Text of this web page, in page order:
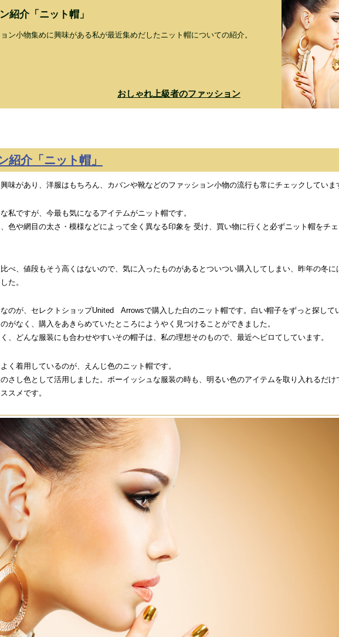
紹介「ニット帽」
ン小物集めに興味がある私が最近集めだしたニット帽についての紹介。
おしゃれ上級者のファッション
紹介「ニット帽」
味があり、洋服はもちろん、カバンや靴などのファッション小物の流行も常にチェックしていま
私ですが、今最も気になるアイテムがニット帽です。
色や網目の太さ・模様などによって全く異なる印象を 受け、買い物に行くと必ずニット帽をチ
べ、値段もそう高くはないので、気に入ったものがあるとついつい購入してしまい、昨年の冬に
た。
のが、セレクトショップUnited Arrowsで購入した白のニット帽です。白い帽子をずっと探して
がなく、購入をあきらめていたところにようやく見つけることができました。
、どんな服装にも合わせやすいその帽子は、私の理想そのもので、最近ヘビロてしています。
く着用しているのが、えんじ色のニット帽です。
さし色として活用しました。ボーイッシュな服装の時も、明るい色のアイテムを取り入れるだけ
スメです。